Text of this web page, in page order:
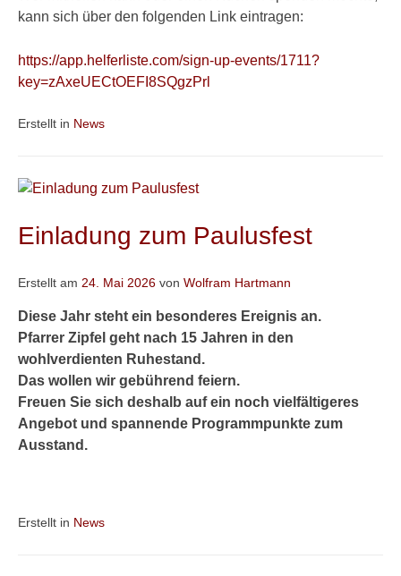
kann sich über den folgenden Link eintragen:
https://app.helferliste.com/sign-up-events/1711?
key=zAxeUECtOEFI8SQgzPrl
Erstellt in News
Einladung zum Paulusfest
Erstellt am 24. Mai 2026 von Wolfram Hartmann
Diese Jahr steht ein besonderes Ereignis an.
Pfarrer Zipfel geht nach 15 Jahren in den
wohlverdienten Ruhestand.
Das wollen wir gebührend feiern.
Freuen Sie sich deshalb auf ein noch vielfältigeres
Angebot und spannende Programmpunkte zum
Ausstand.
Erstellt in News